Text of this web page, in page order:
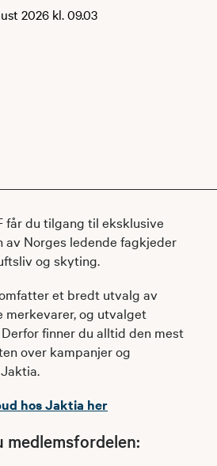
2026 kl. 09.03
får du tilgang til eksklusive
av Norges ledende fagkjeder
og skyting.
et bredt utvalg av
merkevarer, og utvalget
finner du alltid den mest
over kampanjer og
hos Jaktia her